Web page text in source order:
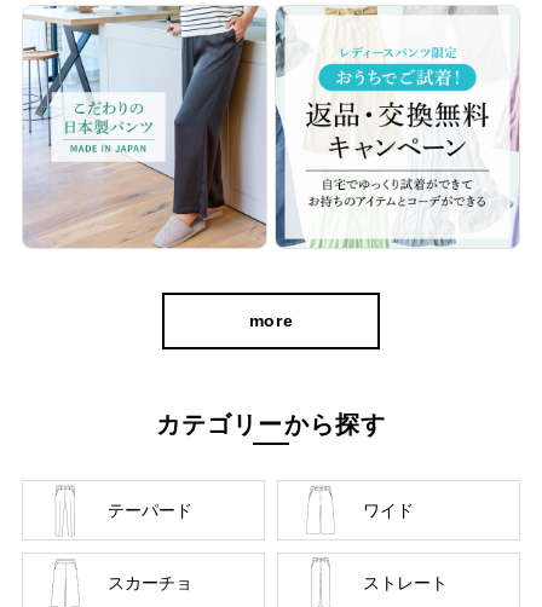
cafeからtabiまで、日常を上質に
more
カテゴリーから探す
テーパード ワイド
スカーチョ ストレート